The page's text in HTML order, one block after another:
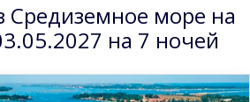
Средиземное море на
на 7 ночей